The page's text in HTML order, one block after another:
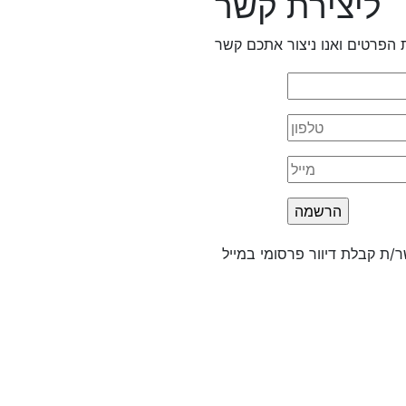
הפרטים ואנו ניצור אתכם קשר
ת קבלת דיוור פרסומי במייל